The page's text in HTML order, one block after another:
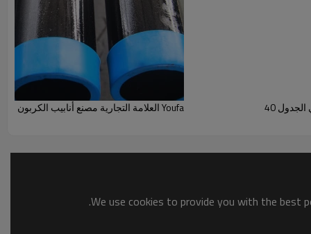
المعدات الأصلية وأوديإم)!سعر المصنعسوف
بالنسبة الى متطلبات العملاءعلى القطر الخارجي Youfa العلامة التجارية مصنع أنابيب الكربون الصلب MS جولة الأنابيب الوزن
We use cookies to provide you with the best